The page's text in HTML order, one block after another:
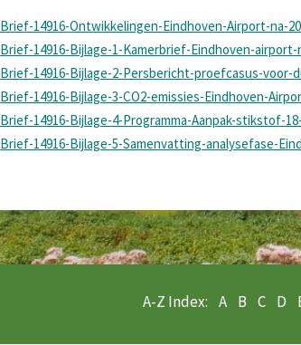
Brief-14916-Ontwikkelingen-Eindhoven-Airport-na-
Brief-14916-Bijlage-1-Kamerbrief-Eindhoven-airport-
Brief-14916-Bijlage-2-Persbericht-proefcasus-voor-
Brief-14916-Bijlage-3-CO2-emissies-Eindhoven-
Brief-14916-Bijlage-4-Programma-Aanpak-stikstof-
Brief-14916-Bijlage-5-Samenvatting-analysefase-
A-Z Index: A B C D